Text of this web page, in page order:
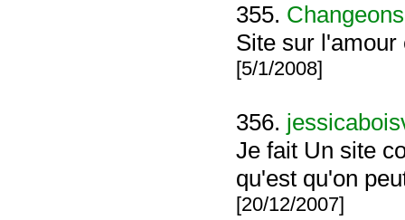
355.
Site sur l'amour
[5/1/2008]
356.
Je fait Un site
qu'est qu'on
[20/12/2007]